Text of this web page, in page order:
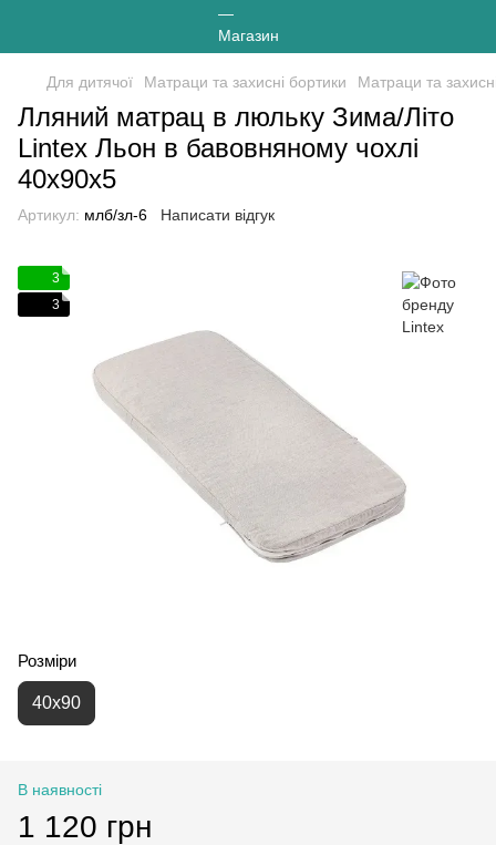
Для дитячої Матраци та захисні бортики Матраци та
Лляний матрац в люльку Зима/Літо
Lintex Льон в бавовняному чохлі
40х90х5
Артикул: млб/зл-6 Написати відгук
3
3
Розміри
40х90
В наявності
1 120 грн